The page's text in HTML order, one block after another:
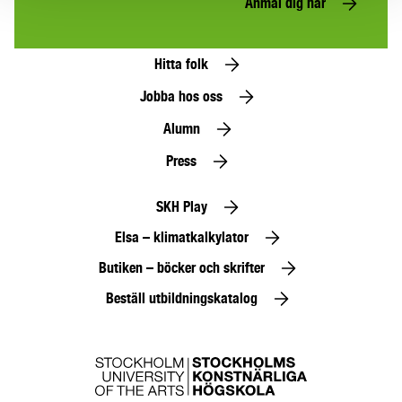
Hitta folk
Jobba hos oss
Alumn
Press
SKH Play
Elsa – klimatkalkylator
Butiken – böcker och skrifter
Beställ utbildningskatalog